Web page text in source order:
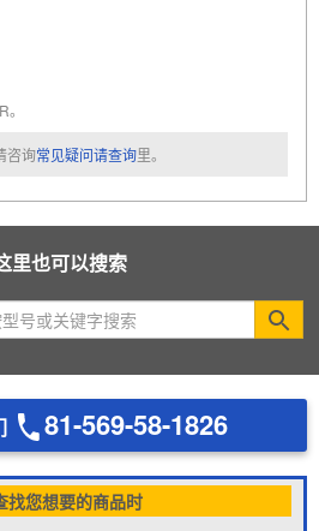
咨询常见疑问请查询里。
里也可以搜索
81-569-58-1826
找您想要的商品时